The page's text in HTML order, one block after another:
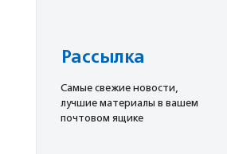
Рассылка
Cамые свежие новости,
лучшие материалы в вашем
почтовом ящике